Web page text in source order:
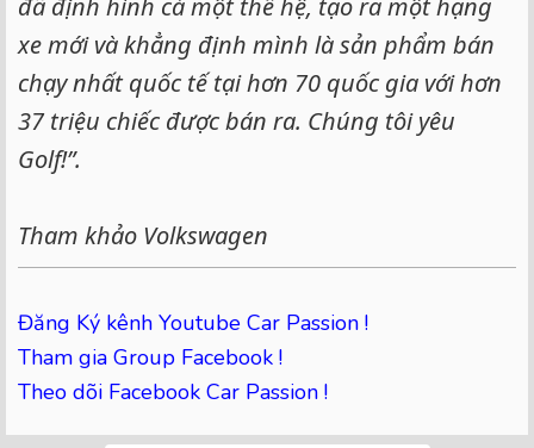
đã định hình cả một thế hệ, tạo ra một hạng
xe mới và khẳng định mình là sản phẩm bán
chạy nhất quốc tế tại hơn 70 quốc gia với hơn
37 triệu chiếc được bán ra. Chúng tôi yêu
Golf!”.
Tham khảo Volkswagen
Đăng Ký kênh Youtube Car Passion !
Tham gia Group Facebook !
Theo dõi Facebook Car Passion !